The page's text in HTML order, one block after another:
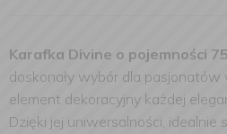
Karafka Divine o pojemności
doskonały wybór dla
element dekoracyjny każdej
Dzięki jej uniwersalności, idealnie